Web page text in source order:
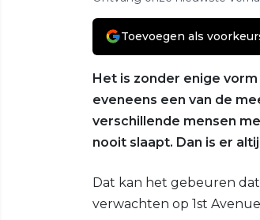
Toevoegen als
Het is zonder enige
eveneens een van de
verschillende mensen
nooit slaapt. Dan is er
Dat kan het gebeuren
verwachten op 1st